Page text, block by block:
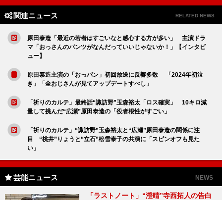
関連ニュース RELATED NEWS
原田泰造「最近の若者はすごいなと感心する方が多い」 主演ドラ
マ「おっさんのパンツがなんだっていいじゃないか！」【インタビ
ュー】
原田泰造主演の「おっパン」初回放送に反響多数 「2024年初泣
き」「全おじさんが見てアップデートすべし」
「祈りのカルテ」最終話“諏訪野”玉森裕太「ロス確実」 10キロ減
量して挑んだ“広瀬”原田泰造の「役者根性がすごい」
「祈りのカルテ」“諏訪野”玉森裕太と“広瀬”原田泰造の関係に注
目 “桃井”りょうと“立石”松雪泰子の共演に「スピンオフも見た
い」
芸能ニュース NEWS
「ラストノート」“澄晴”寺西拓人の告白